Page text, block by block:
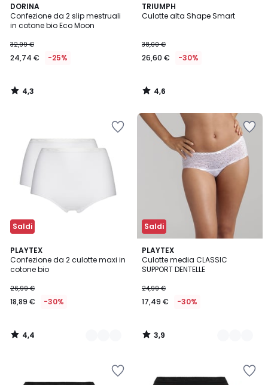
DORINA
Confezione da 2 slip mestruali
in cotone bio Eco Moon
32,99 €
24,74 € -25%
4,3
/ 5
4,3
/
TRIUMPH
Culotte alta Shape Smart
38,00 €
26,60 € -30%
4,6
/ 5
4,6
/
Saldi
PLAYTEX
Confezione da 2 culotte maxi in
cotone bio
26,99 €
18,89 € -30%
4,4
/ 5
2
Colori
4,4
/
Saldi
PLAYTEX
Culotte media CLASSIC
SUPPORT DENTELLE
24,99 €
17,49 € -30%
3,9
/ 5
3
Colori
3,9
/